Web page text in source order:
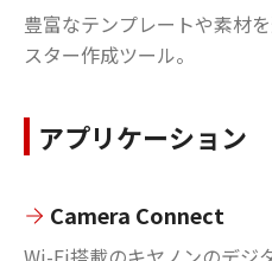
豊富なテンプレートや素材
スター作成ツール。
アプリケーション
Camera Connect